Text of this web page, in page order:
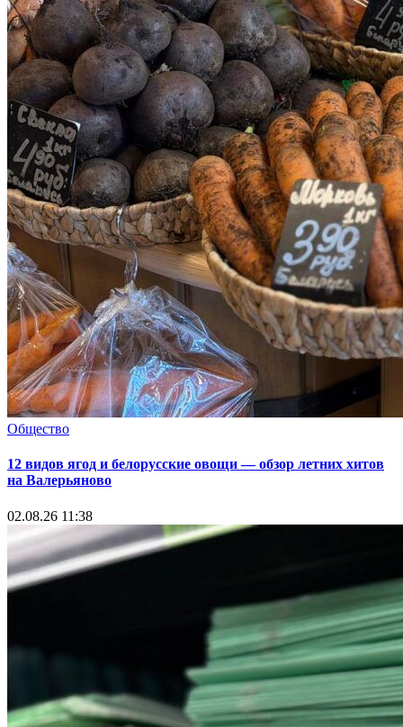
Общество
12 видов ягод и белорусские овощи — обзор летних хитов
на Валерьяново
02.08.26 11:38